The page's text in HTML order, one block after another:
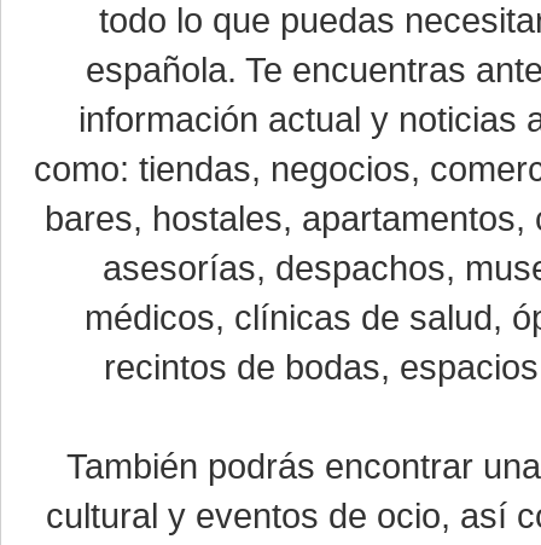
todo lo que puedas
española. Te encuentras
información actual y noticias
como: tiendas, negocios,
bares, hostales,
asesorías, despachos,
médicos, clínicas de salud,
recintos de bodas,
También podrás encontrar
cultural y eventos de ocio, así